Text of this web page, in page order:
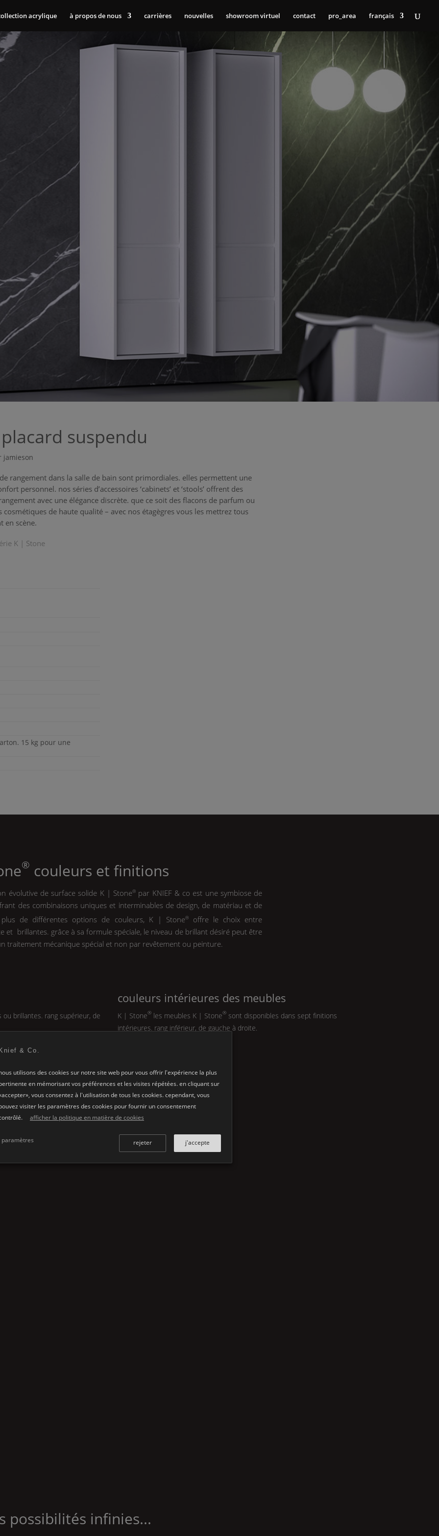
acrylique à propos de nous carrières nouvelles showroom virtuel contact pro_area français
suspendu
jamieson
rangement dans la salle de bain sont primordiales. elles permettent une
personnel. nos séries d’accessoires ‘cabinets’ et ‘stools’ offrent des
avec une élégance discrète. que ce soit des flacons de parfum ou
cosmétiques de haute qualité – avec nos étagègres vous les mettrez tous
en scène.
K | Stone
15 kg pour une
® couleurs et finitions
évolutive de surface solide K | Stone® par KNIEF& co est une symbiose de
des combinaisons uniques et interminables de design, de matériau et de
de différentes options de couleurs, K | Stone®offre le choix entre
et brillantes. grâce à sa formule spéciale, le niveau de brillant désiré peut être
traitement mécanique spécial et non par revêtement ou peinture.
brillantes. rang supérieur, de
couleurs intérieures des meubles
K | Stone® les meubles K | Stone® sont disponibles dans sept finitions
intérieures. rang inférieur, de gauche à droite.
gris chaud
cerise
wenge
possibilités infinies...
& Co.
utilisons des cookies sur notre site web pour vous offrir l'expérience la plus
en mémorisant vos préférences et les visites répétées. en cliquant sur
vous consentez à l'utilisation de tous les cookies. cependant, vous
visiter les paramètres des cookies pour fournir un consentement
afficher la politique en matière de cookies
paramètres j'accepte
rejeter